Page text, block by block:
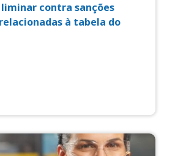
liminar contra sanções
à tabela do